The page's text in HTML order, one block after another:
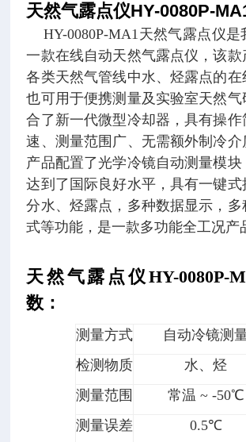
天然气露点仪HY-0080P-
HY-0080P-MA1天然气露点仪是
一款在线自动天然气露点仪，该
各类天然气管线中水、烃露点的
也可用于便携测量及实验室天然气
合了新一代微型冷却器，具有操
速、测量范围广、无需额外制冷
产品配置了光学冷镜自动测量模
达到了国际良好水平，具有一键式
分水、烃露点，多种数据显示，多
式等功能，是一款多功能全工况产
天然气露点仪HY-0080P-
数：
测量方式
自动冷镜测
检测物质
水、烃
测量范围
常温 ~ -50℃
测量误差
0.5℃